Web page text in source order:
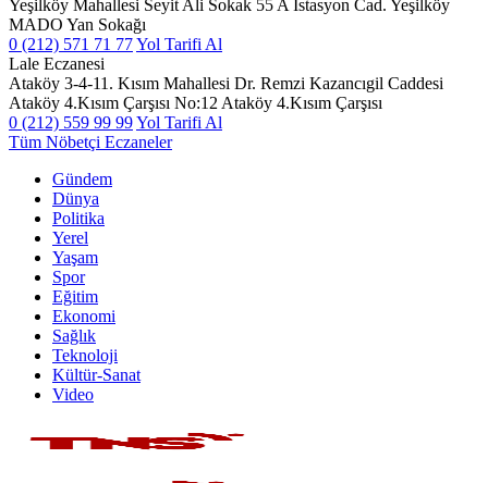
Yeşilköy Mahallesi Seyit Ali Sokak 55 A İstasyon Cad. Yeşilköy
MADO Yan Sokağı
0 (212) 571 71 77Yol Tarifi Al
Lale Eczanesi
Ataköy 3-4-11. Kısım Mahallesi Dr. Remzi Kazancıgil Caddesi
Ataköy 4.Kısım Çarşısı No:12 Ataköy 4.Kısım Çarşısı
0 (212) 559 99 99Yol Tarifi Al
Tüm Nöbetçi Eczaneler
Gündem
Dünya
Politika
Yerel
Yaşam
Spor
Eğitim
Ekonomi
Sağlık
Teknoloji
Kültür-Sanat
Video